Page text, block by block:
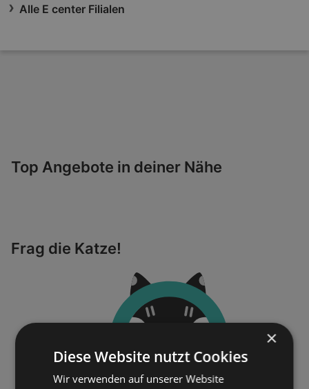
Alle E center Filialen
Top Angebote in deiner Nähe
Frag die Katze!
×
Diese Website nutzt Cookies
Wir verwenden auf unserer Website